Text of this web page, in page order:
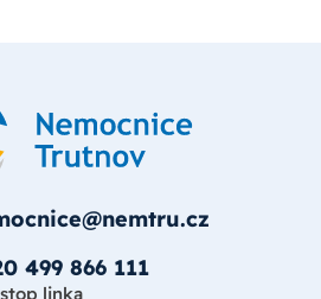
499 8­66 111
linka